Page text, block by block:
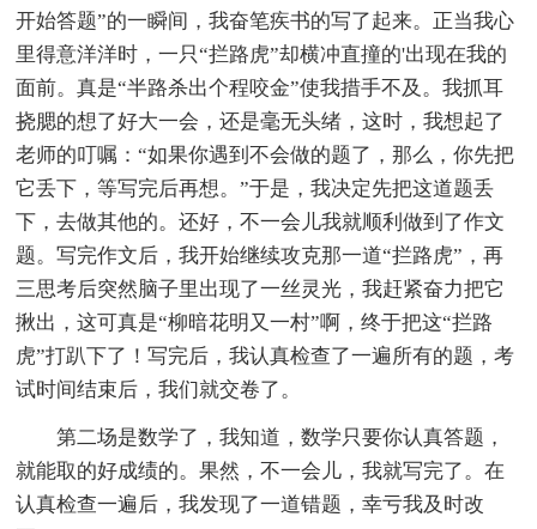
开始答题”的一瞬间，我奋笔疾书的写了起来。正当我心
里得意洋洋时，一只“拦路虎”却横冲直撞的'出现在我的
面前。真是“半路杀出个程咬金”使我措手不及。我抓耳
挠腮的想了好大一会，还是毫无头绪，这时，我想起了
老师的叮嘱：“如果你遇到不会做的题了，那么，你先把
它丢下，等写完后再想。”于是，我决定先把这道题丢
下，去做其他的。还好，不一会儿我就顺利做到了作文
题。写完作文后，我开始继续攻克那一道“拦路虎”，再
三思考后突然脑子里出现了一丝灵光，我赶紧奋力把它
揪出，这可真是“柳暗花明又一村”啊，终于把这“拦路
虎”打趴下了！写完后，我认真检查了一遍所有的题，考
试时间结束后，我们就交卷了。
第二场是数学了，我知道，数学只要你认真答题，
就能取的好成绩的。果然，不一会儿，我就写完了。在
认真检查一遍后，我发现了一道错题，幸亏我及时改